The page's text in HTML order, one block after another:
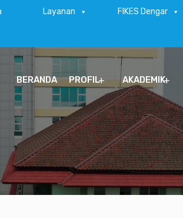
Layanan FIKES Dengar
BERANDA PROFIL AKADEMIK